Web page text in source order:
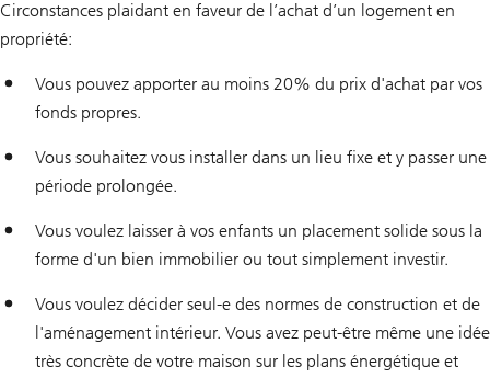
Circonstances plaidant en faveur de l’achat d’un logement en
propriété:
Vous pouvez apporter au moins 20% du prix d'achat par vos
fonds propres.
Vous souhaitez vous installer dans un lieu fixe et y passer une
période prolongée.
Vous voulez laisser à vos enfants un placement solide sous la
forme d'un bien immobilier ou tout simplement investir.
Vous voulez décider seul-e des normes de construction et de
l'aménagement intérieur. Vous avez peut-être même une idée
très concrète de votre maison sur les plans énergétique et